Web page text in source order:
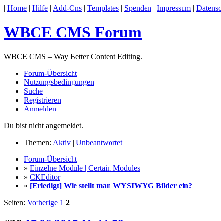
| Home | Hilfe | Add-Ons | Templates | Spenden | Impressum |
WBCE CMS Forum
WBCE CMS – Way Better Content Editing.
Forum-Übersicht
Nutzungsbedingungen
Suche
Registrieren
Anmelden
Du bist nicht angemeldet.
Themen: Aktiv | Unbeantwortet
Forum-Übersicht
» Einzelne Module | Certain Modules
» CKEditor
» [Erledigt] Wie stellt man WYSIWYG Bilder ein?
Seiten: Vorherige 1 2